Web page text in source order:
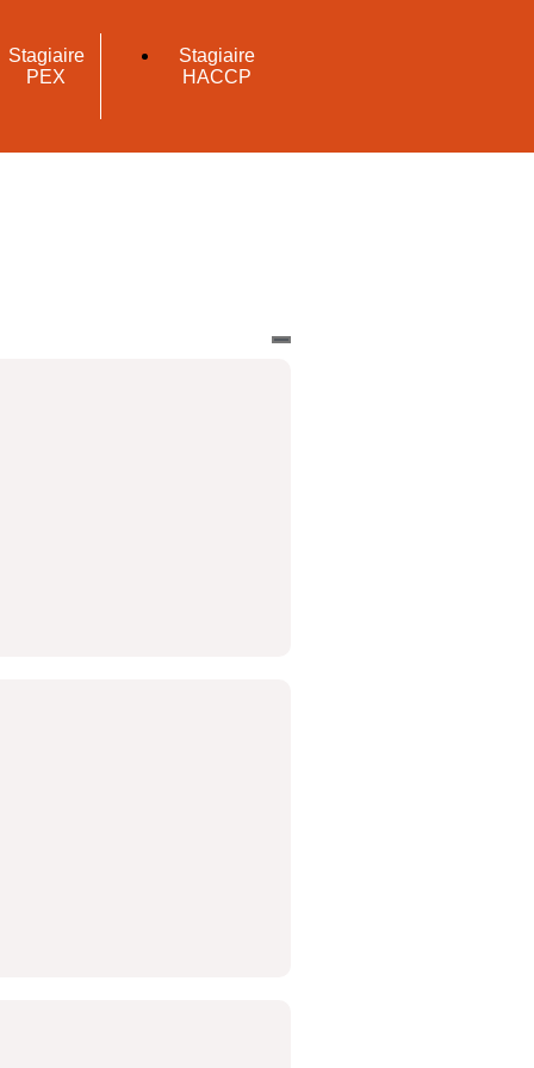
Stagiaire
PEX
Stagiaire
HACCP